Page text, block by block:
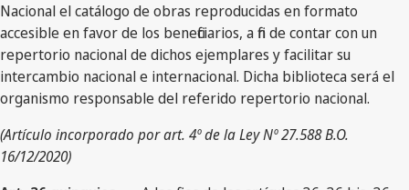
Nacional el catálogo de obras reproducidas en formato
accesible en favor de los beneficiarios, a fin de contar con un
repertorio nacional de dichos ejemplares y facilitar su
intercambio nacional e internacional. Dicha biblioteca será el
organismo responsable del referido repertorio nacional.
(Artículo incorporado por art. 4º de la Ley Nº 27.588 B.O.
16/12/2020)